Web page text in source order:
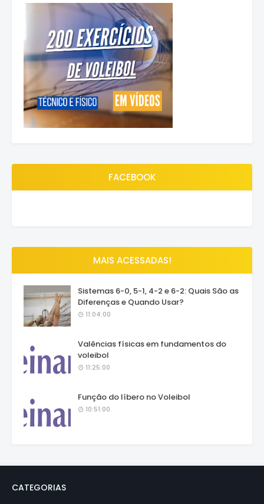
FACEBOOK
MAIS ACESSADAS!
Sistemas 6-0, 5-1, 4-2 e 6-2: Quais São as
Diferenças e Quando Usar?
11:04:00
Valências físicas em fundamentos do
voleibol
11:25:00
Função do líbero no Voleibol
10:51:00
CATEGORIAS